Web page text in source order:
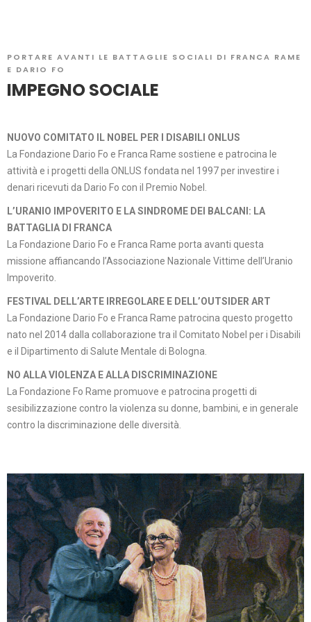
PORTARE AVANTI LE BATTAGLIE SOCIALI DI FRANCA RAME
E DARIO FO
IMPEGNO SOCIALE
NUOVO COMITATO IL NOBEL PER I DISABILI ONLUS
La Fondazione Dario Fo e Franca Rame sostiene e patrocina le
attività e i progetti della ONLUS fondata nel 1997 per investire i
denari ricevuti da Dario Fo con il Premio Nobel.
L’URANIO IMPOVERITO E LA SINDROME DEI BALCANI: LA
BATTAGLIA DI FRANCA
La Fondazione Dario Fo e Franca Rame porta avanti questa
missione affiancando l’Associazione Nazionale Vittime dell’Uranio
Impoverito.
FESTIVAL DELL’ARTE IRREGOLARE E DELL’OUTSIDER ART
La Fondazione Dario Fo e Franca Rame patrocina questo progetto
nato nel 2014 dalla collaborazione tra il Comitato Nobel per i Disabili
e il Dipartimento di Salute Mentale di Bologna.
NO ALLA VIOLENZA E ALLA DISCRIMINAZIONE
La Fondazione Fo Rame promuove e patrocina progetti di
sesibilizzazione contro la violenza su donne, bambini, e in generale
contro la discriminazione delle diversità.